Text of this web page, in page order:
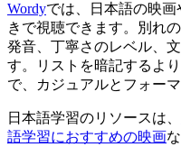
Wordyでは、日本語の映
きで視聴できます。別れ
発音、丁寧さのレベル、
す。リストを暗記するよ
で、カジュアルとフォー
日本語学習のリソースは、
語学習におすすめの映画